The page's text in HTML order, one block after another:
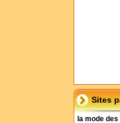
Sites
la mode